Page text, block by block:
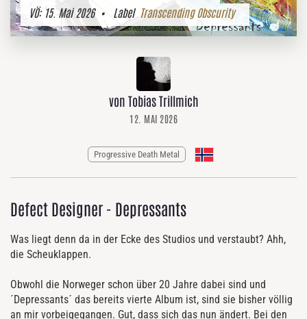
VÖ:15. Mai 2026• Label Transcending Obscurity
von Tobias Trillmich
12. MAI 2026
Progressive Death Metal
Defect Designer - Depressants
Was liegt denn da in der Ecke des Studios und verstaubt? Ahh,
die Scheuklappen.
Obwohl die Norweger schon über 20 Jahre dabei sind und
´Depressants´ das bereits vierte Album ist, sind sie bisher völlig
an mir vorbeigegangen. Gut, dass sich das nun ändert. Bei den